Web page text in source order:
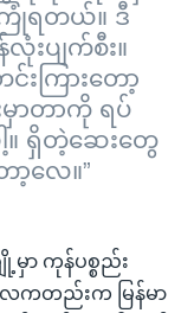
ြုံရတယ်။ ဒီ
းပျက်စီး။
ကြားတော့
မှာတာကို ရပ်
ရှိတဲ့ဆေးတွေ
လေ။”
ာ ကုန်ပစ္စည်း
ကတည်းက မြန်မာ